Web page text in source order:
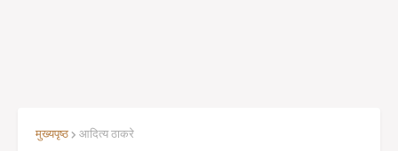
मुख्यपृष्ठ आदित्य ठाकरे